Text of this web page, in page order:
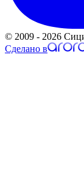
© 2009 - 2026
Сделано в